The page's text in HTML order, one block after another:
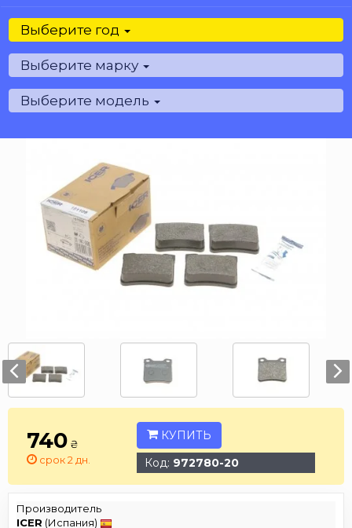
Выберите год
Выберите марку
Выберите модель
740 ₴
срок 2 дн.
КУПИТЬ
Код: 972780-20
Производитель
ICER (Испания)